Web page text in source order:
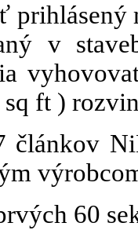
v
sq ft )
článkov
60